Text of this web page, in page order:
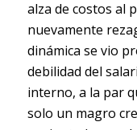
alza de costos al
nuevamente
dinámica se vio
debilidad del
interno, a la par
solo un magro